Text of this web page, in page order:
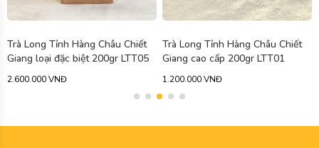
Trà Long Tỉnh Hàng Châu Chiết
Giang cao cấp 200gr LTT01
1.200.000 VNĐ
Trà Long Tỉnh Tây Hồ Hàng Châu
cao cấp hộp 125gr LTT04
400.000 VNĐ